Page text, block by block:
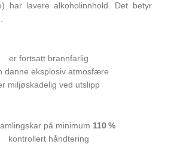
har lavere alkoholinnhold. Det betyr
er fortsatt brannfarlig
danne eksplosiv atmosfære
miljøskadelig ved utslipp
på minimum 110 %
kontrollert håndtering